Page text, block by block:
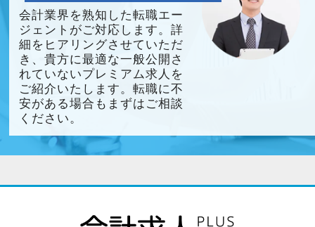
会計業界を熟知した転職エー
ジェントがご対応します。詳
細をヒアリングさせていただ
き、貴方に最適な一般公開さ
れていないプレミアム求人を
ご紹介いたします。転職に不
安がある場合もまずはご相談
ください。